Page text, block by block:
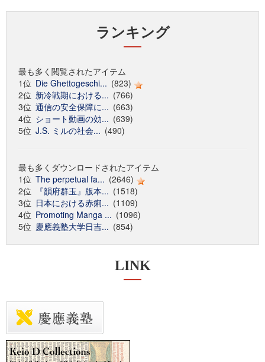
ランキング
最も多く閲覧されたアイテム
1位 Die Ghettogeschi... (823)
2位 新冷戦期における... (766)
3位 通信の安全保障に... (663)
4位 ショート動画の効... (639)
5位 J.S. ミルの社会... (490)
最も多くダウンロードされたアイテム
1位 The perpetual fa... (2646)
2位
『韻府群玉』版本... (1518)
3位 日本における赤痢... (1109)
4位 Promoting Manga ... (1096)
5位 慶應義塾大学日吉... (854)
LINK